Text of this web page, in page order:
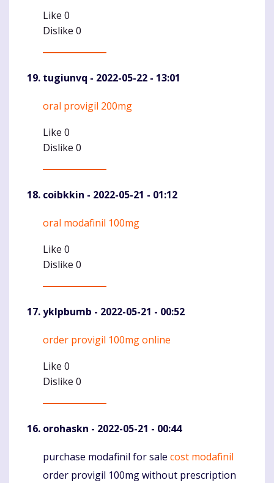
Like 0
Dislike 0
tugiunvq - 2022-05-22 - 13:01
Komentaras
oral provigil 200mg
Like 0
Dislike 0
coibkkin - 2022-05-21 - 01:12
Komentaras
oral modafinil 100mg
Like 0
Dislike 0
yklpbumb - 2022-05-21 - 00:52
Komentaras
order provigil 100mg online
Like 0
Dislike 0
orohaskn - 2022-05-21 - 00:44
Komentaras
purchase modafinil for sale cost modafinil
order provigil 100mg without prescription